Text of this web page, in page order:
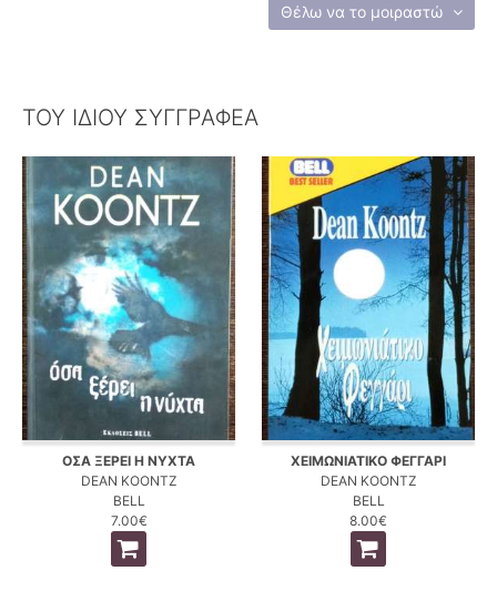
Θέλω να το μοιραστώ
ΤΟΥ ΙΔΙΟΥ ΣΥΓΓΡΑΦΕΑ
ΟΣΑ ΞΕΡΕΙ Η ΝΥΧΤΑ
DEAN KOONTZ
BELL
7.00€
ΧΕΙΜΩΝΙΑΤΙΚΟ ΦΕΓΓΑΡΙ
DEAN KOONTZ
BELL
8.00€